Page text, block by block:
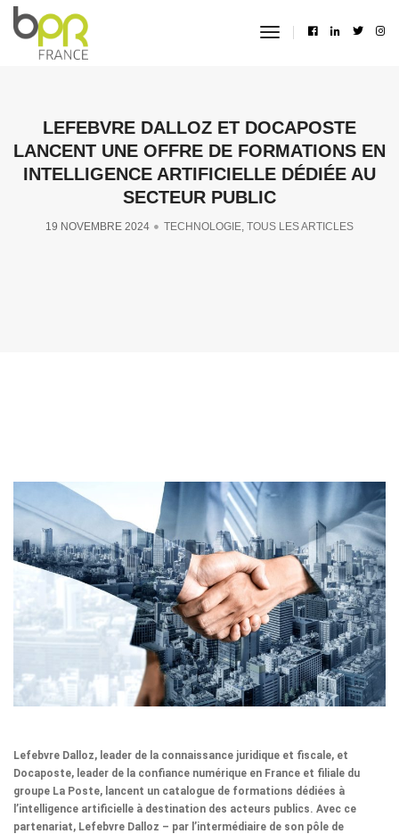
toggle
LEFEBVRE DALLOZ ET DOCAPOSTE
LANCENT UNE OFFRE DE FORMATIONS EN
INTELLIGENCE ARTIFICIELLE DÉDIÉE AU
SECTEUR PUBLIC
19 NOVEMBRE 2024 TECHNOLOGIE, TOUS LES ARTICLES
Lefebvre Dalloz, leader de la connaissance juridique et fiscale, et
Docaposte, leader de la confiance numérique en France et filiale du
groupe La Poste, lancent un catalogue de formations dédiées à
l’intelligence artificielle à destination des acteurs publics. Avec ce
partenariat, Lefebvre Dalloz – par l’intermédiaire de son pôle de